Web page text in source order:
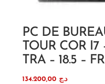
PC DE
TOUR COR I7
TRA – 18.5 –
د.ج 134.200,00